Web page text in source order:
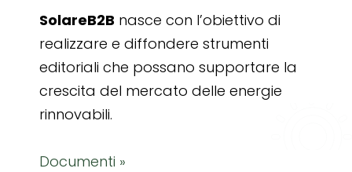
SolareB2B nasce con l’obiettivo di
realizzare e diffondere strumenti
editoriali che possano supportare la
crescita del mercato delle energie
rinnovabili.
Documenti »